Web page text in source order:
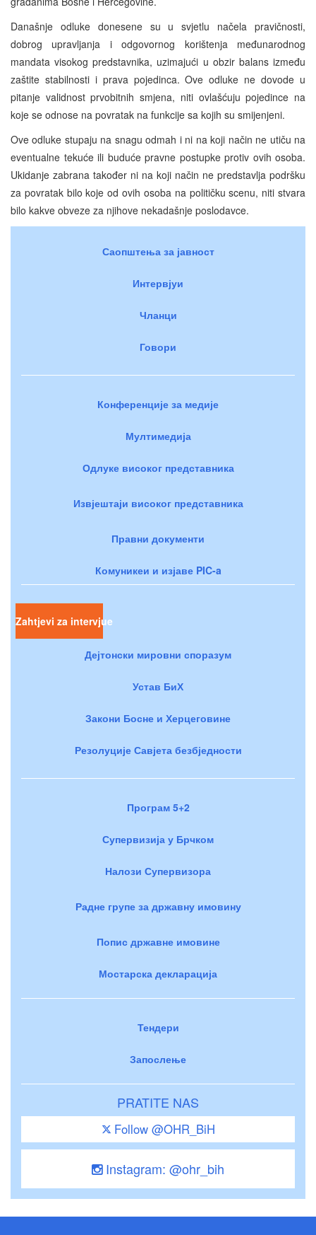
Današnje odluke donesene su u svjetlu načela pravičnosti,
dobrog upravljanja i odgovornog korištenja međunarodnog
mandata visokog predstavnika, uzimajući u obzir balans između
zaštite stabilnosti i prava pojedinca. Ove odluke ne dovode u
pitanje validnost prvobitnih smjena, niti ovlašćuju pojedince na
koje se odnose na povratak na funkcije sa kojih su smijenjeni.
Ove odluke stupaju na snagu odmah i ni na koji način ne utiču na
eventualne tekuće ili buduće pravne postupke protiv ovih osoba.
Ukidanje zabrana također ni na koji način ne predstavlja podršku
za povratak bilo koje od ovih osoba na političku scenu, niti stvara
bilo kakve obveze za njihove nekadašnje poslodavce.
Саопштења за јавност
Интервјуи
Чланци
Говори
Конференције за медије
Мултимедија
Одлуке високог представника
Извјештаји високог представника
Правни документи
Комуникеи и изјаве PIC-a
Zahtjevi za intervjue
Дејтонски мировни споразум
Устав БиХ
Закони Босне и Херцеговине
Резолуције Савјета безбједности
Програм 5+2
Супервизија у Брчком
Налози Супервизора
Радне групе за државну имовину
Попис државне имовине
Мостарска декларација
Тендери
Запослење
PRATITE NAS
Follow @OHR_BiH
Instagram: @ohr_bih